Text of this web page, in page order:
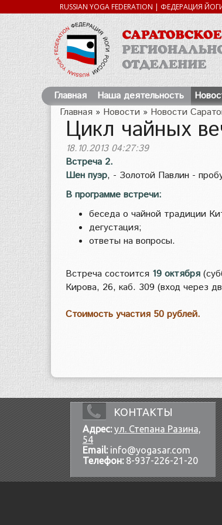
RUSSIAN YOGA FEDERATION | ФЕДЕРАЦИЯ
Главная
Наша деятельность
Главная » Новости » Новости
Цикл чайных
18.10.2013 04:27:39
Встреча 2.
Шен пуэр, - Золотой Павлин -
В программе встречи:
беседа о чайной традиции
дегустация;
ответы на вопросы.
Встреча состоится 19 октября
Кирова, 26, каб. 309 (вход через
Стоимость участия 50 рублей.
КОНТАКТЫ
Адрес: ул. Степана Разина,
54
Email:info@yogasar.com
Телефон: 8-937-226-21-20